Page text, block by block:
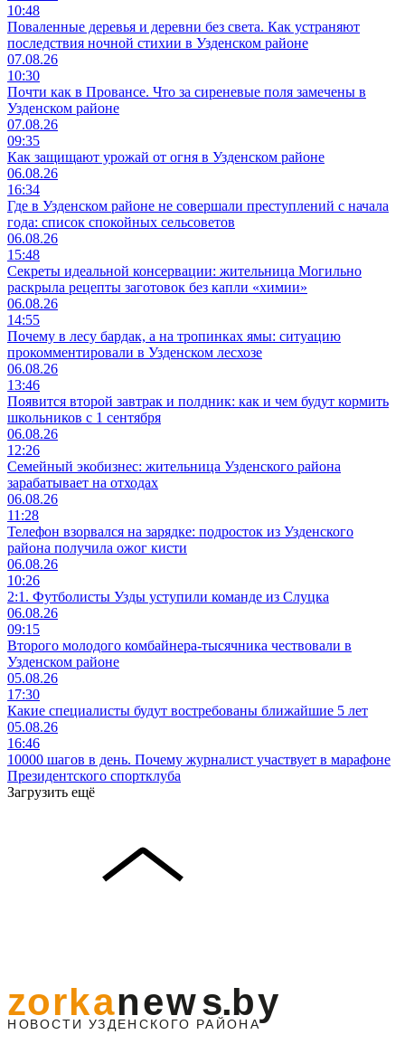
10:48
Поваленные деревья и деревни без света. Как устраняют
последствия ночной стихии в Узденском районе
07.08.26
10:30
Почти как в Провансе. Что за сиреневые поля замечены в
Узденском районе
07.08.26
09:35
Как защищают урожай от огня в Узденском районе
06.08.26
16:34
Где в Узденском районе не совершали преступлений с начала
года: список спокойных сельсоветов
06.08.26
15:48
Секреты идеальной консервации: жительница Могильно
раскрыла рецепты заготовок без капли «химии»
06.08.26
14:55
Почему в лесу бардак, а на тропинках ямы: ситуацию
прокомментировали в Узденском лесхозе
06.08.26
13:46
Появится второй завтрак и полдник: как и чем будут кормить
школьников с 1 сентября
06.08.26
12:26
Семейный экобизнес: жительница Узденского района
зарабатывает на отходах
06.08.26
11:28
Телефон взорвался на зарядке: подросток из Узденского
района получила ожог кисти
06.08.26
10:26
2:1. Футболисты Узды уступили команде из Слуцка
06.08.26
09:15
Второго молодого комбайнера-тысячника чествовали в
Узденском районе
05.08.26
17:30
Какие специалисты будут востребованы ближайшие 5 лет
05.08.26
16:46
10000 шагов в день. Почему журналист участвует в марафоне
Президентского спортклуба
Загрузить ещё